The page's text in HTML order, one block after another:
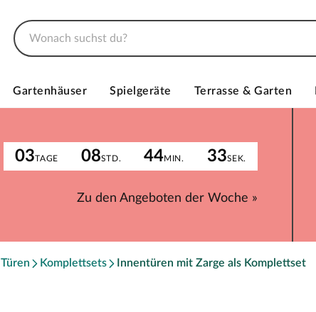
Gartenhäuser Spielgeräte Terrasse & Garten
03TAGE 08STD. 44MIN. 33SEK.
Zu den Angeboten der Woche »
Türen Komplettsets Innentüren mit Zarge als Komplettset